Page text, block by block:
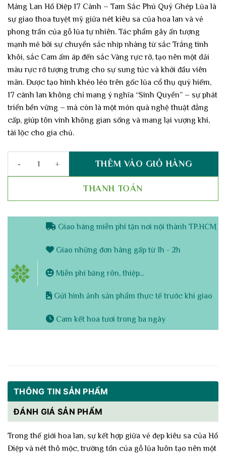
là:
10,363,000 vnđ.
tại
8,290,000 vnđ.
Máng Lan Hồ Điệp 17 Cành – Tam Sắc Phú Quý Ghép Lũa là
sự giao thoa tuyệt mỹ giữa nét kiêu sa của hoa lan và vẻ
phong trần của gỗ lũa tự nhiên. Tác phẩm gây ấn tượng
mạnh mẽ bởi sự chuyển sắc nhịp nhàng từ sắc Trắng tinh
khôi, sắc Cam ấm áp đến sắc Vàng rực rỡ, tạo nên một dải
màu rực rỡ tượng trưng cho sự sung túc và khởi đầu viên
mãn. Được tạo hình khéo léo trên gốc lũa cổ thụ quý hiếm,
17 cành lan không chỉ mang ý nghĩa “Sinh Quyền” – sự phát
triển bền vững – mà còn là một món quà nghệ thuật đẳng
cấp, giúp tôn vinh không gian sống và mang lại vượng khí,
tài lộc cho gia chủ.
Máng Lan Hồ Điệp 17 Cành Trắng Cam Vàng – Tam Sắc Phú Quý
THÊM VÀO GIỎ HÀNG
THANH TOÁN
Giao hàng miễn phí tận nơi nội thành TP.HCM
Giao những đơn hàng gấp từ 1h - 2h
Miễn phí băng rôn, thiệp...
Gửi hình ảnh sản phẩm thực tế trước khi giao
Cam kết hoa tươi trong ba ngày
THÔNG TIN SẢN PHẨM
ĐÁNH GIÁ SẢN PHẨM
Trong thế giới hoa lan, sự kết hợp giữa vẻ đẹp kiêu sa của Hồ
Điệp và nét thô mộc, trường tồn của gỗ lũa luôn tạo nên một